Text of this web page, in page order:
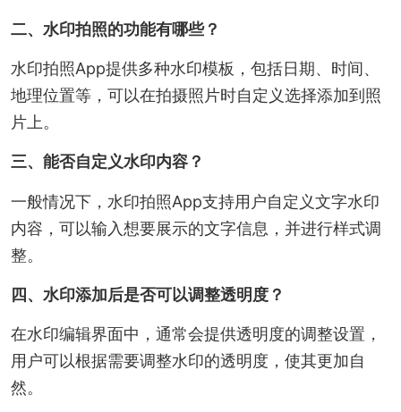
二、水印拍照的功能有哪些？
水印拍照App提供多种水印模板，包括日期、时间、
地理位置等，可以在拍摄照片时自定义选择添加到照
片上。
三、能否自定义水印内容？
一般情况下，水印拍照App支持用户自定义文字水印
内容，可以输入想要展示的文字信息，并进行样式调
整。
四、水印添加后是否可以调整透明度？
在水印编辑界面中，通常会提供透明度的调整设置，
用户可以根据需要调整水印的透明度，使其更加自
然。